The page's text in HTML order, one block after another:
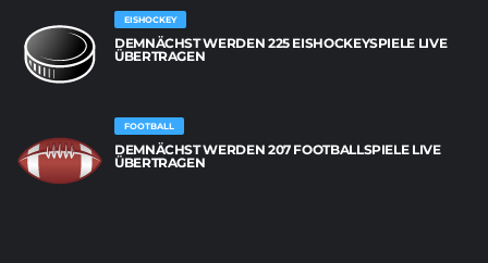
EISHOCKEY
DEMNÄCHST WERDEN 225 EISHOCKEYSPIELE LIVE
ÜBERTRAGEN
FOOTBALL
DEMNÄCHST WERDEN 207 FOOTBALLSPIELE LIVE
ÜBERTRAGEN